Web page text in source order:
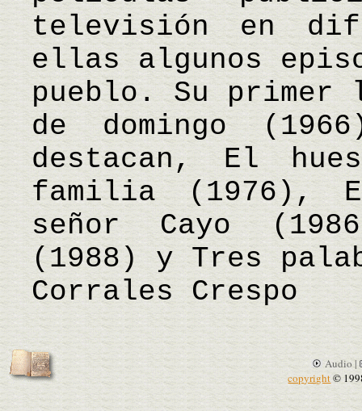
televisión en
ellas algunos
pueblo. Su primer
de domingo
destacan, El
familia (1976),
señor Cayo
(1988) y Tres
Corrales Crespo
Audio |
copyright©